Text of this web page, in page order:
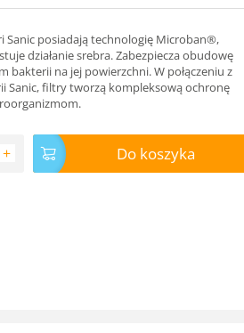
Sanic posiadają technologię Microban®,
działanie srebra. Zabezpiecza obudowę
bakterii na jej powierzchni. W połączeniu z
Sanic, filtry tworzą kompleksową ochronę
+ Do koszyka